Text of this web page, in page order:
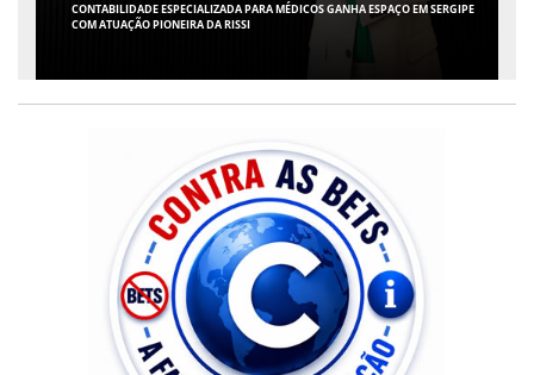
FLÁVIO CONFIRMA O DEPUTADO ALFREDO GASPAR COMO VICE EM SUA
CHAPA